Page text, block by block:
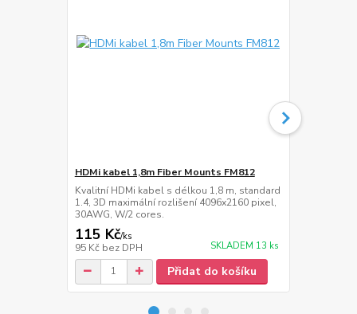
HDMi kabel 1,8m Fiber Mounts FM812
Kvalitní HDMi kabel s délkou 1,8 m, standard
1.4, 3D maximální rozlišení 4096x2160 pixel,
30AWG, W/2 cores.
115 Kč/ks
95 Kč bez DPH SKLADEM 13 ks
Přidat do košíku